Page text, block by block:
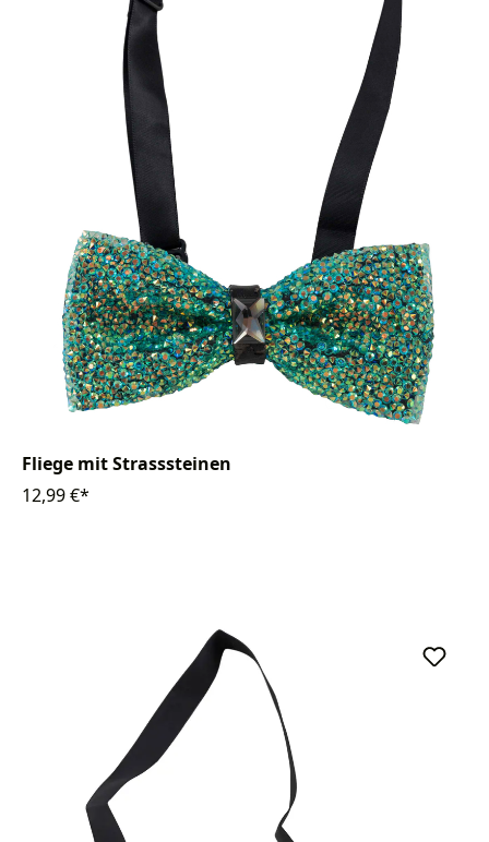
Fliege mit Strasssteinen
12,99 €*